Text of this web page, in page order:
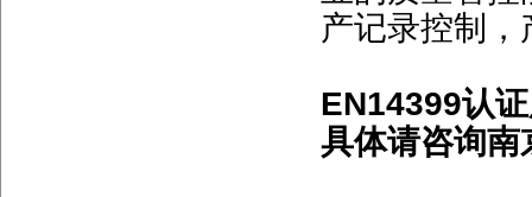
产记录控制，
EN14399认
具体请咨询南